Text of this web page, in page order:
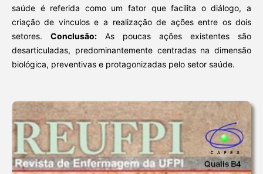
saúde é referida como um fator que facilita o diálogo, a
criação de vínculos e a realização de ações entre os dois
setores. Conclusão:As poucas ações existentes são
desarticuladas, predominantemente centradas na dimensão
biológica, preventivas e protagonizadas pelo setor saúde.